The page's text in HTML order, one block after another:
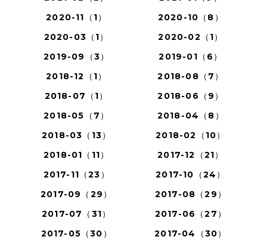
2020-11（1）
2020-10（8）
2020-03（1）
2020-02（1）
2019-09（3）
2019-01（6）
2018-12（1）
2018-08（7）
2018-07（1）
2018-06（9）
2018-05（7）
2018-04（8）
2018-03（13）
2018-02（10）
2018-01（11）
2017-12（21）
2017-11（23）
2017-10（24）
2017-09（29）
2017-08（29）
2017-07（31）
2017-06（27）
2017-05（30）
2017-04（30）